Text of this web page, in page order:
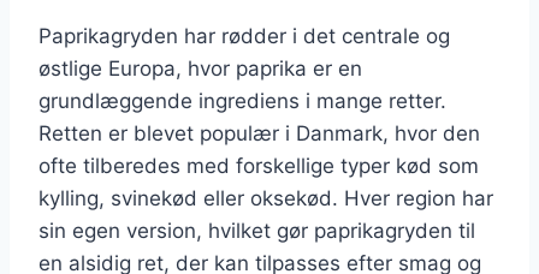
Paprikagryden har rødder i det centrale og
østlige Europa, hvor paprika er en
grundlæggende ingrediens i mange retter.
Retten er blevet populær i Danmark, hvor den
ofte tilberedes med forskellige typer kød som
kylling, svinekød eller oksekød. Hver region har
sin egen version, hvilket gør paprikagryden til
en alsidig ret, der kan tilpasses efter smag og